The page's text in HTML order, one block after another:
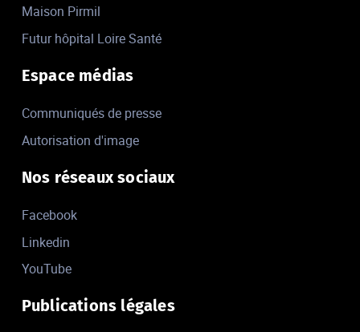
Maison Pirmil
Futur hôpital Loire Santé
Espace médias
Communiqués de presse
Autorisation d'image
Nos réseaux sociaux
Facebook
Linkedin
YouTube
Publications légales